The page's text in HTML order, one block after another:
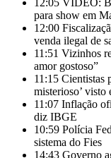
12:05 VÍDEO:
para show em
12:00
venda ilegal de
11:51 Vizinhos
amor gostoso”
11:15 Cientistas
misterioso’ visto
11:07 Inflação
diz IBGE
10:59 Polícia
sistema do Fies
14:43 Governo